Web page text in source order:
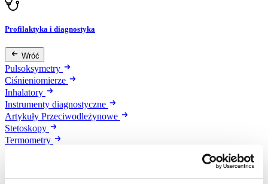
Profilaktyka i diagnostyka
Wróć
Pulsoksymetry
Ciśnieniomierze
Inhalatory
Instrumenty diagnostyczne
Artykuły Przeciwodleżynowe
Stetoskopy
Termometry